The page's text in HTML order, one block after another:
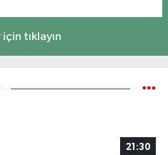
tıklayın
21:30